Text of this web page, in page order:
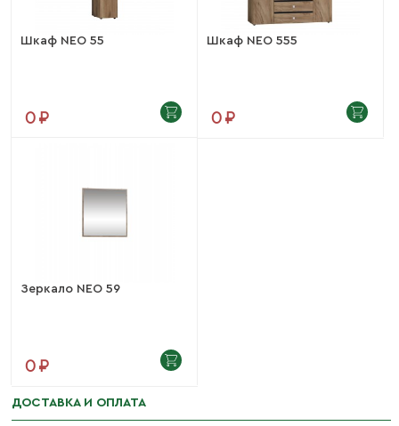
Шкаф NEO 55
0 ₽
Шкаф NEO 555
0 ₽
Зеркало NEO 59
0 ₽
ДОСТАВКА И ОПЛАТА